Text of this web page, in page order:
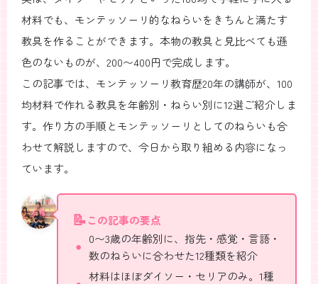
材料でも、モンテッソーリ的なねらいをきちんと満たす
教具を作ることができます。本物の教具と見比べても遜
色のないものが、200〜400円で完成します。
この記事では、モンテッソーリ教育歴20年の講師が、100
均材料で作れる教具を年齢別・ねらい別に12選ご紹介しま
す。作り方の手順とモンテッソーリとしてのねらいも合
わせて解説しますので、今日から取り組める内容になっ
ています。
この記事の要点
0〜3歳の年齢別に、指先・感覚・言語・
数のねらいに合わせた12種類を紹介
材料はほぼダイソー・セリアのみ。1種